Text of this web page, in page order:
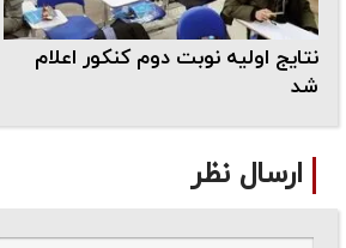
نتایج اولیه نوبت دوم کنکور اعلام
شد
ارسال نظر